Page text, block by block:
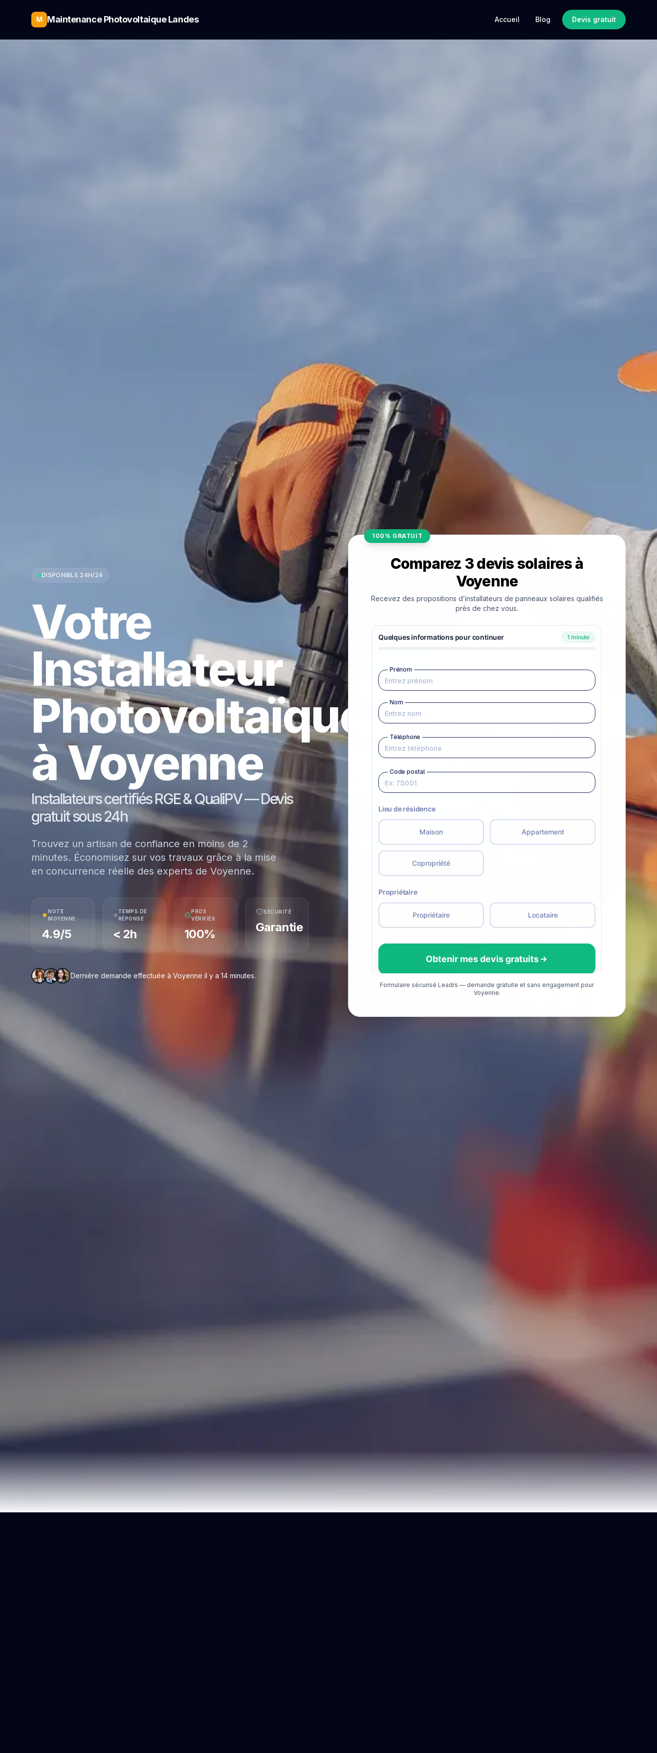
M Maintenance Photovoltaique Landes Accueil Blog Devis gratuit
DISPONIBLE 24H/24
Votre
Installateur
Photovoltaïque
à Voyenne
Installateurs certifiés RGE & QualiPV — Devis
gratuit sous 24h
Trouvez un artisan de confiance en moins de 2
minutes. Économisez sur vos travaux grâce à la mise
en concurrence réelle des experts de Voyenne.
NOTE
MOYENNE
4.9/5
TEMPS DE
RÉPONSE
< 2h
PROS
VÉRIFIÉS
100%
SÉCURITÉ
Garantie
Dernière demande effectuée à Voyenne il y a 14 minutes.
100% GRATUIT
Comparez 3 devis solaires à
Voyenne
Recevez des propositions d’installateurs de panneaux solaires qualifiés
près de chez vous.
Formulaire sécurisé Leadrs — demande gratuite et sans engagement pour
Voyenne.